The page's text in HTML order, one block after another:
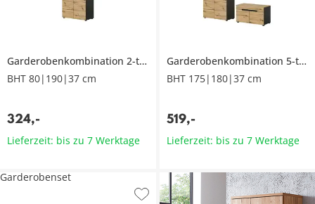
Garderobenkombination 2-teilig
Canu
BHT 80|190|37 cm
324,-
Lieferzeit: bis zu 7 Werktage
Garderobenkombination 5-teilig
BHT 175|180|37 cm
519,-
Lieferzeit: bis zu 7 Werktage
Garderobenset